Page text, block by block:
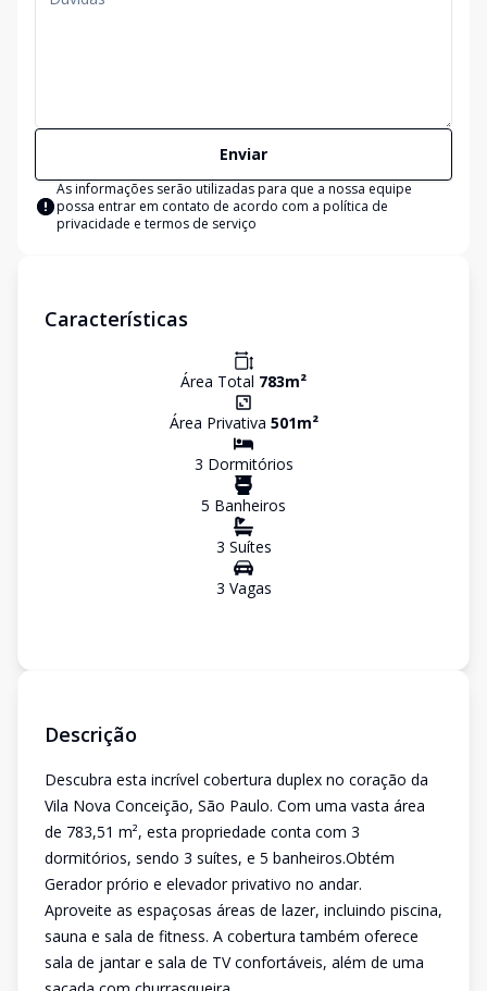
Enviar
As informações serão utilizadas para que a nossa equipe
possa entrar em contato de acordo com a política de
privacidade e termos de serviço
Características
Área Total 783m²
Área Privativa 501m²
3 Dormitórios
5 Banheiros
3 Suítes
3 Vagas
Descrição
Descubra esta incrível cobertura duplex no coração da
Vila Nova Conceição, São Paulo. Com uma vasta área
de 783,51 m², esta propriedade conta com 3
dormitórios, sendo 3 suítes, e 5 banheiros.Obtém
Gerador prório e elevador privativo no andar.
Aproveite as espaçosas áreas de lazer, incluindo piscina,
sauna e sala de fitness. A cobertura também oferece
sala de jantar e sala de TV confortáveis, além de uma